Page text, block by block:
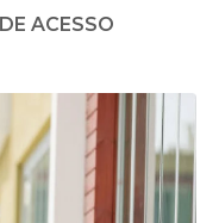
ACESSO